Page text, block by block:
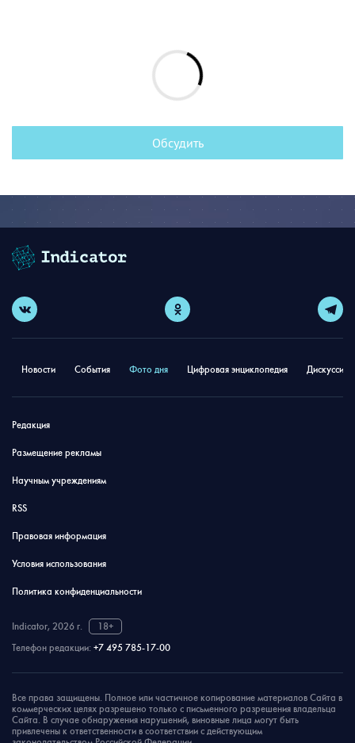
Обсудить
Новости События Фото дня Цифровая энциклопедия
Редакция
Размещение рекламы
Научным учреждениям
RSS
Правовая информация
Условия использования
Политика конфиденциальности
Indicator, 2026 г.
18+
Телефон редакции: +7 495 785-17-00
Все права защищены. Полное или частичное копирование материалов Сайта в
коммерческих целях разрешено только с письменного разрешения владельца
Сайта. В случае обнаружения нарушений, виновные лица могут быть
привлечены к ответственности в соответствии с действующим